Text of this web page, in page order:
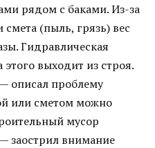
рядом с баками. Из-за
(пыль, грязь) вес
Гидравлическая
этого выходит из строя.
описал проблему
или сметом можно
мусор
заострил внимание